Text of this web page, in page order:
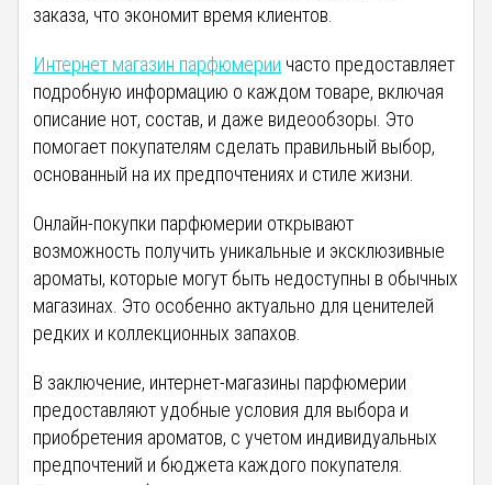
заказа, что экономит время клиентов.
Интернет магазин парфюмерии часто предоставляет
подробную информацию о каждом товаре, включая
описание нот, состав, и даже видеообзоры. Это
помогает покупателям сделать правильный выбор,
основанный на их предпочтениях и стиле жизни.
Онлайн-покупки парфюмерии открывают
возможность получить уникальные и эксклюзивные
ароматы, которые могут быть недоступны в обычных
магазинах. Это особенно актуально для ценителей
редких и коллекционных запахов.
В заключение, интернет-магазины парфюмерии
предоставляют удобные условия для выбора и
приобретения ароматов, с учетом индивидуальных
предпочтений и бюджета каждого покупателя.